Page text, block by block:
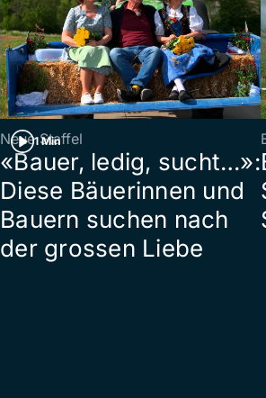
1 Min
Neue Staffel
«Bauer, ledig, sucht…»:
Diese Bäuerinnen und
Bauern suchen nach
der grossen Liebe